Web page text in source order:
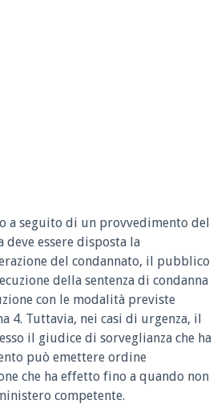
a seguito di un provvedimento del
essere disposta la
del condannato, il pubblico
della sentenza di condanna
con le modalità previste
4. Tuttavia, nei casi di urgenza, il
il giudice di sorveglianza che ha
può emettere ordine
che ha effetto fino a quando non
competente.